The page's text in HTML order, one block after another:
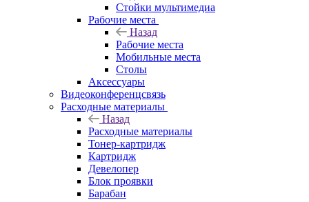
Стойки мультимедиа
Рабочие места
Назад
Рабочие места
Мобильные места
Столы
Аксессуары
Видеоконференцсвязь
Расходные материалы
Назад
Расходные материалы
Тонер-картридж
Картридж
Девелопер
Блок проявки
Барабан